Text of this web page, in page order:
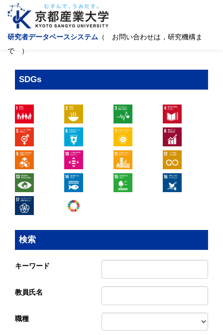
研究者データベースシステム （ お問い合わせは，研究機構ま
で ）
SDGs
検索
キーワード
教員氏名
職種